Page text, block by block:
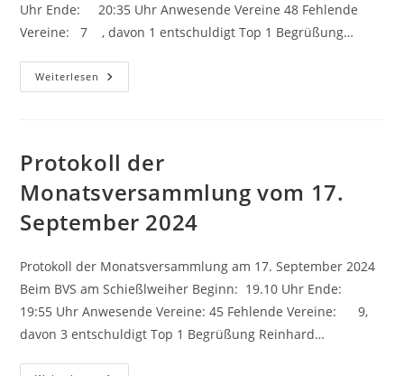
Uhr Ende: 20:35 Uhr Anwesende Vereine 48 Fehlende
Vereine: 7 , davon 1 entschuldigt Top 1 Begrüßung…
Weiterlesen Protokoll
Der
2024
Protokoll der
Monatsversammlung vom 17.
September 2024
Protokoll der Monatsversammlung am 17. September 2024
Beim BVS am Schießlweiher Beginn: 19.10 Uhr Ende:
19:55 Uhr Anwesende Vereine: 45 Fehlende Vereine: 9,
davon 3 entschuldigt Top 1 Begrüßung Reinhard…